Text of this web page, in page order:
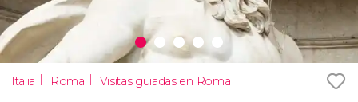
Italia Roma Visitas guiadas en Roma